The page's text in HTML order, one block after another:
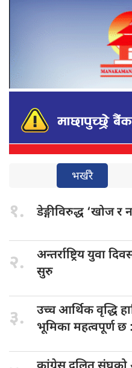
भर्खरै
१. डेङ्गीविरुद्ध ‘खोजर
२. अन्तर्राष्ट्रिय युवा
सुरु
३. उच्च आर्थिकवृद्धि
भूमिका महत्वपूर्ण छ :